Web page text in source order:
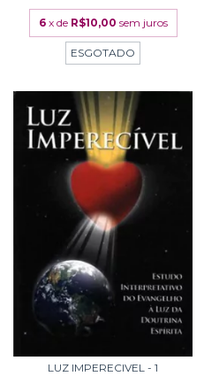
6 x de R$10,00 sem juros
ESGOTADO
LUZ IMPERECIVEL - 1